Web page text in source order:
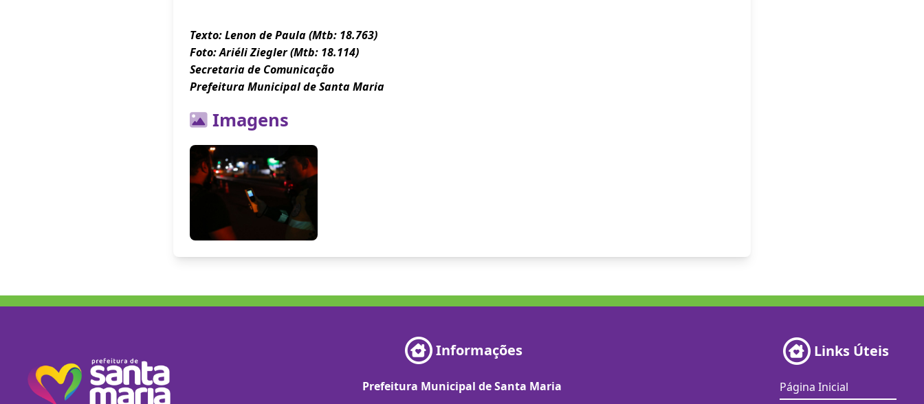
Texto: Lenon de Paula (Mtb: 18.763)
Foto: Ariéli Ziegler (Mtb: 18.114)
Secretaria de Comunicação
Prefeitura Municipal de Santa Maria
Imagens
Informações
Prefeitura Municipal de Santa Maria
Links Úteis
Página Inicial